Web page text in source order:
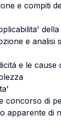
e compiti
e analisi
e le cause
concorso di
apparente di